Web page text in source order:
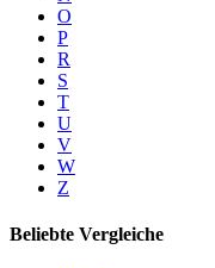
O
P
R
S
T
U
V
W
Z
Beliebte Vergleiche